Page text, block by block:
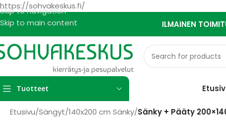
https://sohvakeskus.fi/
Skip to navigation
Skip to main content
ILMAINEN
Tuotteet
Etusivu/Sängyt/140x200 cm Sänky/Sänky + Pääty